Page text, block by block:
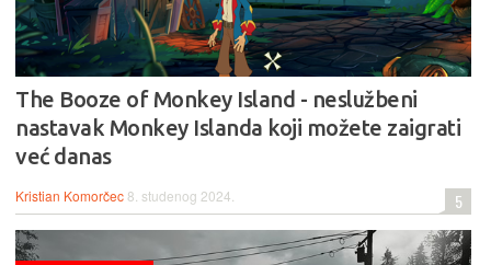
The Booze of Monkey Island - neslužbeni
nastavak Monkey Islanda koji možete zaigrati
već danas
Kristian Komorčec8. studenog 2024. 5